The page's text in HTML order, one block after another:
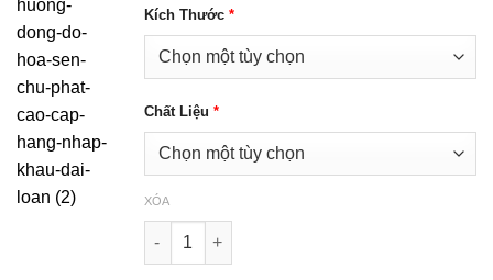
Kích Thước *
Chất Liệu *
XÓA
Ống Hương Đồng Hoa Sen Cao Cấp số lượng